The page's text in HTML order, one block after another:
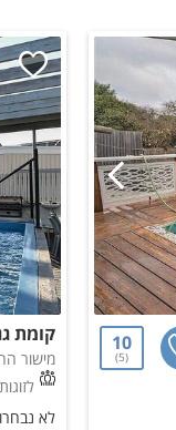
10
5
קומת
מישור
לא